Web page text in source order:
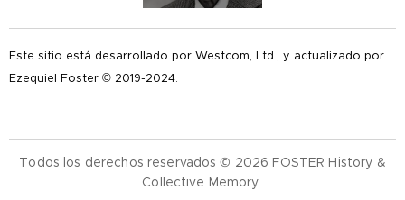
Este sitio está desarrollado por Westcom, Ltd., y actualizado por
Ezequiel Foster © 2019-2024.
Todos los derechos reservados © 2026 FOSTER History &
Collective Memory